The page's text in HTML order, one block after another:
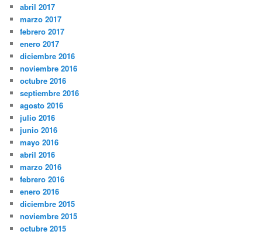
abril 2017
marzo 2017
febrero 2017
enero 2017
diciembre 2016
noviembre 2016
octubre 2016
septiembre 2016
agosto 2016
julio 2016
junio 2016
mayo 2016
abril 2016
marzo 2016
febrero 2016
enero 2016
diciembre 2015
noviembre 2015
octubre 2015